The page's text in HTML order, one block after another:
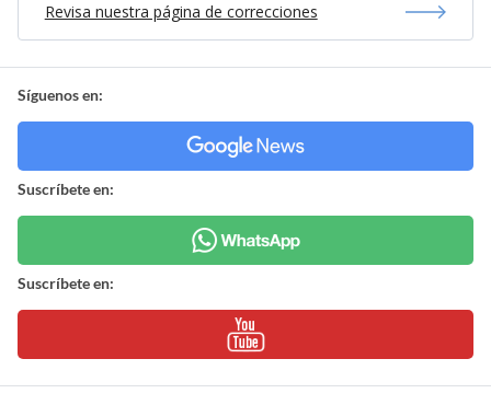
Revisa nuestra página de correcciones
Síguenos en:
Suscríbete en:
Suscríbete en: